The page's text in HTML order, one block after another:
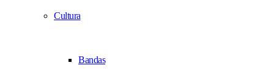
Cultura
Bandas